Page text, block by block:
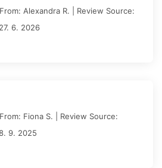
From: Alexandra R. | Review Source:
6. 2026
From: Fiona S. | Review Source:
9. 2025